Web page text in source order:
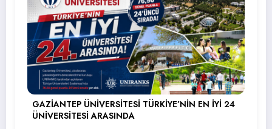
GAZİANTEP ÜNİVERSİTESİ TÜRKİYE’NİN EN İYİ 24
ÜNİVERSİTESİ ARASINDA